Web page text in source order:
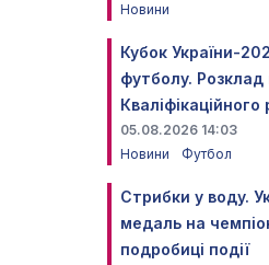
Новини
Кубок України-
футболу. Розклад
Кваліфікаційного
05.08.2026 14:03
Новини
Футбол
Стрибки у воду.
медаль на
подробиці події